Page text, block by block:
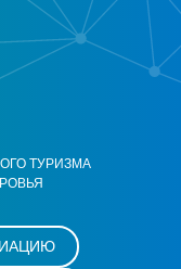
ТУРИЗМА